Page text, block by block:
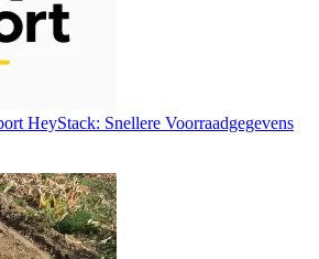
HeyStack: Snellere Voorraadgegevens